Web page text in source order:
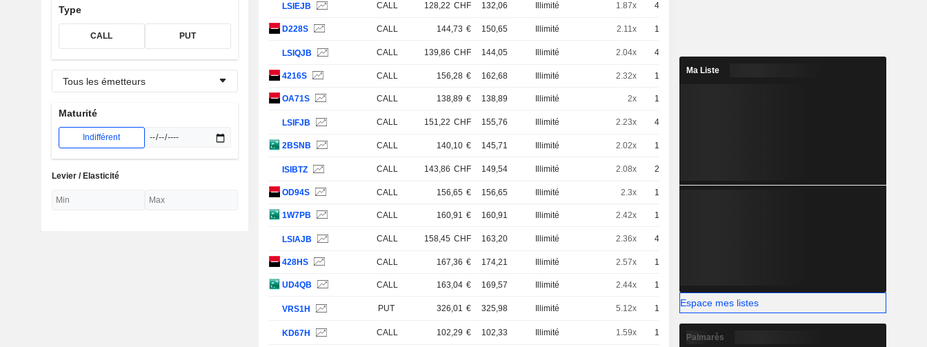
Type
CALL PUT
Tous les émetteurs
Maturité
Indifférent
Levier / Elasticité
LSIEJB CALL 128,22 CHF 132,06 Illimité 1.87x 40
D228S CALL 144,73 € 150,65 Illimité 2.11x 10
LSIQJB CALL 139,86 CHF 144,05 Illimité 2.04x 40
4216S CALL 156,28 € 162,68 Illimité 2.32x 10 11,76
OA71S CALL 138,89 € 138,89 Illimité 2x 10
LSIFJB CALL 151,22 CHF 155,76 Illimité 2.23x 40
2BSNB CALL 140,10 € 145,71 Illimité 2.02x 10
ISIBTZ CALL 143,86 CHF 149,54 Illimité 2.08x 20
OD94S CALL 156,65 € 156,65 Illimité 2.3x 10
1W7PB CALL 160,91 € 160,91 Illimité 2.42x 10
LSIAJB CALL 158,45 CHF 163,20 Illimité 2.36x 40
428HS CALL 167,36 € 174,21 Illimité 2.57x 10
UD4QB CALL 163,04 € 169,57 Illimité 2.44x 10
VRS1H PUT 326,01 € 325,98 Illimité 5.12x 10 5,210EUR
KD67H CALL 102,29 € 102,33 Illimité 1.59x 10 17,17
Ma Liste
Espace mes listes
Palmarès